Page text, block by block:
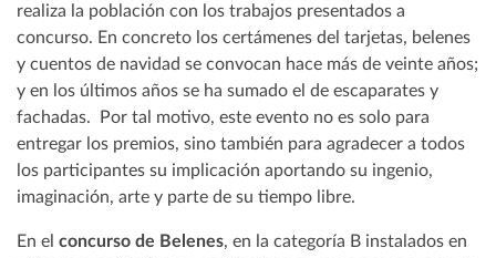
realiza la población con los trabajos presentados a
concurso. En concreto los certámenes del tarjetas, belenes
y cuentos de navidad se convocan hace más de veinte años;
y en los últimos años se ha sumado el de escaparates y
fachadas. Por tal motivo, este evento no es solo para
entregar los premios, sino también para agradecer a todos
los participantes su implicación aportando su ingenio,
imaginación, arte y parte de su tiempo libre.
En el concurso de Belenes, en la categoría B instalados en